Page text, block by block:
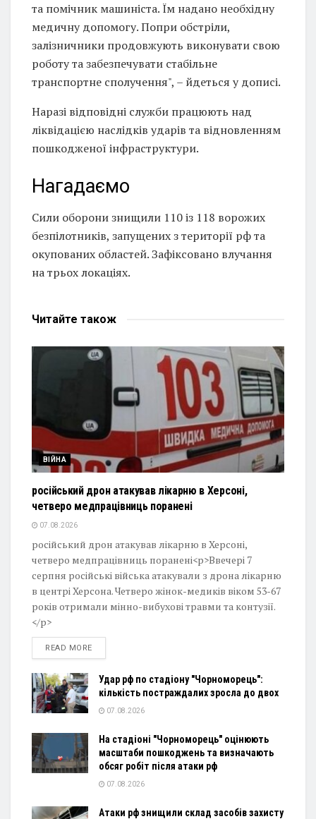
та помічник машиніста. Їм надано необхідну
медичну допомогу. Попри обстріли,
залізничники продовжують виконувати свою
роботу та забезпечувати стабільне
транспортне сполучення", – йдеться у дописі.
Наразі відповідні служби працюють над
ліквідацією наслідків ударів та відновленням
пошкодженої інфраструктури.
Нагадаємо
Сили оборони знищили 110 із 118 ворожих
безпілотників, запущених з території рф та
окупованих областей. Зафіксовано влучання
на трьох локаціях.
Читайте також
ВІЙНА
російський дрон атакував лікарню в Херсоні,
четверо медпрацівниць поранені
07.08.2026
російський дрон атакував лікарню в Херсоні,
четверо медпрацівниць поранені<p>Ввечері 7
серпня російські війська атакували з дрона лікарню
в центрі Херсона. Четверо жінок-медиків віком 53-67
років отримали мінно-вибухові травми та контузії.
</p>
READ MOREDETAILS
Удар рф по стадіону "Чорноморець":
кількість постраждалих зросла до двох
07.08.2026
На стадіоні "Чорноморець" оцінюють
масштаби пошкоджень та визначають
обсяг робіт після атаки рф
07.08.2026
Атаки рф знищили склад засобів захисту